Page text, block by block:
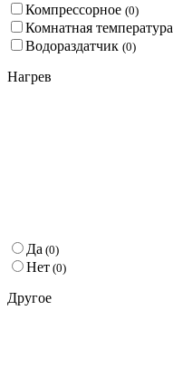
Компрессорное (0)
Комнатная температура
Водораздатчик (0)
Нагрев
Да (0)
Нет (0)
Другое